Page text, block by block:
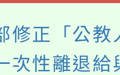
名參加。
修正「公教
次性離退給